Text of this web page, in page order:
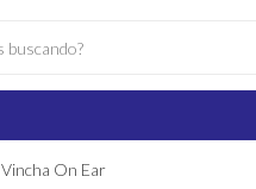
Vincha On Ear